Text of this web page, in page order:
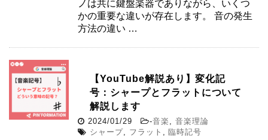
ノは共に鍵盤楽器でありながら、いくつ
かの重要な違いが存在します。 音の発生
方法の違い …
【YouTube解説あり】変化記
号：シャープとフラットについて
解説します
2024/01/29 -音楽 ,音楽理論
シャープ, フラット ,臨時記号